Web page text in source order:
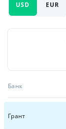
USD EUR
Банк
Грант